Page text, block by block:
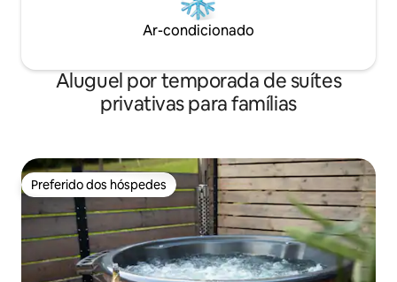
Ar-condicionado
Aluguel por temporada de suítes
privativas para famílias
Preferido dos hóspedes
Preferido dos hóspedes